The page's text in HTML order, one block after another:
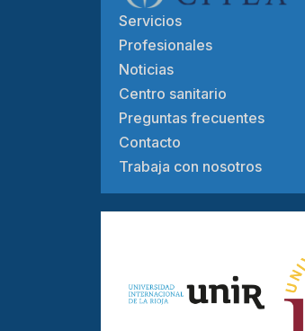
Servicios
Profesionales
Noticias
Centro sanitario
Preguntas frecuentes
Contacto
Trabaja con nosotros